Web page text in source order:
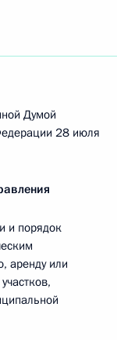
Думой
28 июля
и порядок
аренду или